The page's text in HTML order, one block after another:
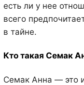
есть ли у нее
всего
в тайне.
Кто такая Семак
Семак Анна — это